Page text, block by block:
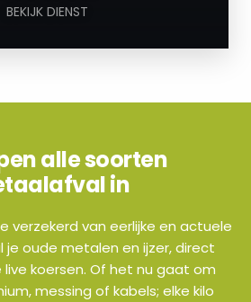
BEKIJK DIENST
alle soorten
in
verzekerd van eerlijke en actuele
je oude metalen en ijzer, direct
koersen. Of het nu gaat om
messing of kabels; elke kilo